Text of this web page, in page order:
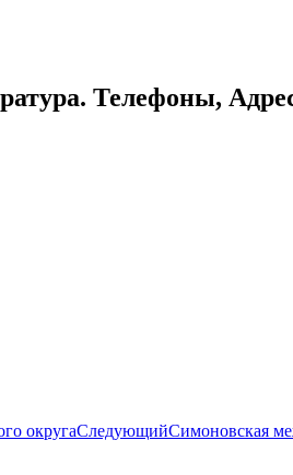
Телефоны,
округаСледующийСимоновская